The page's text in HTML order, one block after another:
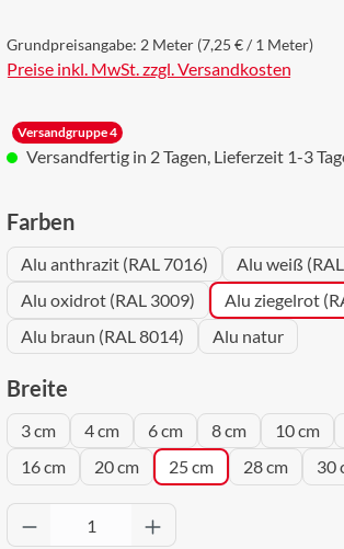
Grundpreisangabe: 2 Meter (7,25 € / 1 Meter)
Preise inkl. MwSt. zzgl. Versandkosten
Versandgruppe 4
Versandfertig in 2 Tagen, Lieferzeit 1-3
Farbenauswählen
Alu anthrazit (RAL 7016)
Alu weiß
Alu oxidrot (RAL 3009)
Alu ziegelrot
Alu braun (RAL 8014)
Alu natur
Breiteauswählen
3 cm 4 cm 6 cm 8 cm 10 cm
16 cm
20 cm 25 cm 28 cm 30
Produkt Anzahl: Gib den